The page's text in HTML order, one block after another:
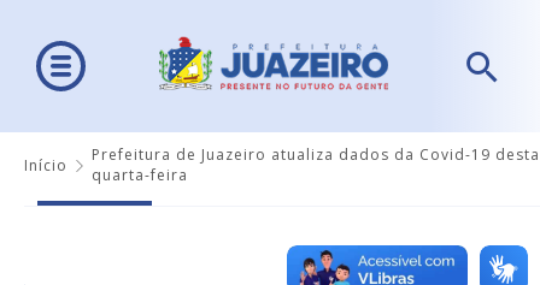
Início
Prefeitura de Juazeiro atualiza dados da Covid-19 desta
quarta-feira